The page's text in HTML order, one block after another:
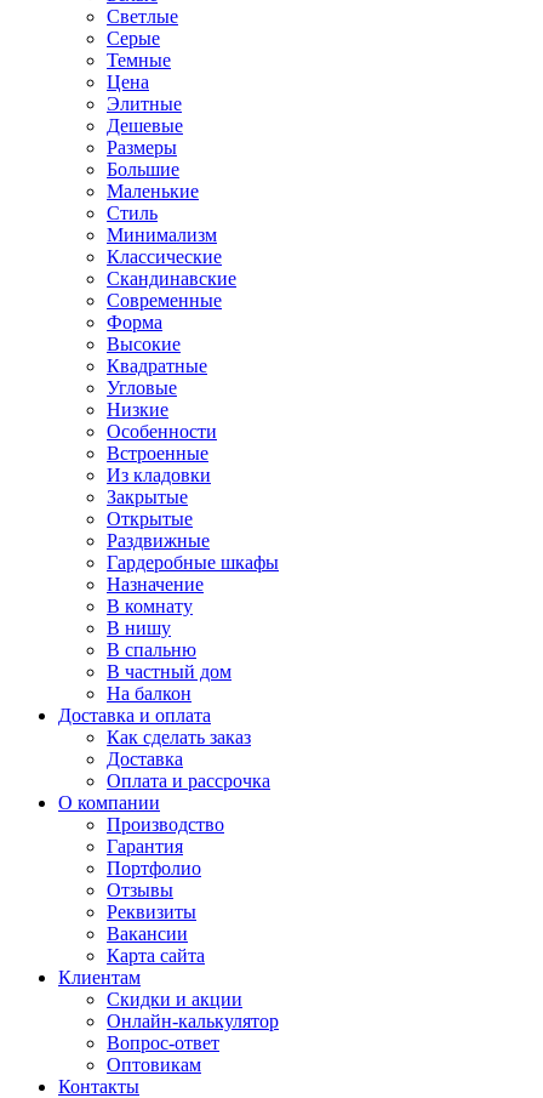
Светлые
Серые
Темные
Цена
Элитные
Дешевые
Размеры
Большие
Маленькие
Стиль
Минимализм
Классические
Скандинавские
Современные
Форма
Высокие
Квадратные
Угловые
Низкие
Особенности
Встроенные
Из кладовки
Закрытые
Открытые
Раздвижные
Гардеробные шкафы
Назначение
В комнату
В нишу
В спальню
В частный дом
На балкон
Доставка и оплата
Как сделать заказ
Доставка
Оплата и рассрочка
О компании
Производство
Гарантия
Портфолио
Отзывы
Реквизиты
Вакансии
Карта сайта
Клиентам
Скидки и акции
Онлайн-калькулятор
Вопрос-ответ
Оптовикам
Контакты